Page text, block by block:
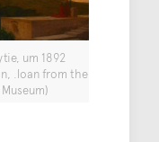
um 1892
.loan from the